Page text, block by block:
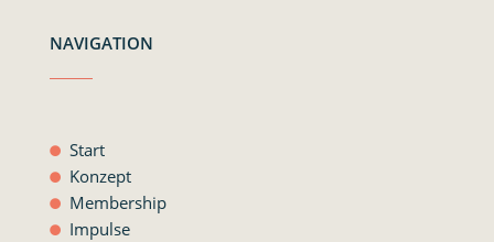
NAVIGATION
Start
Konzept
Membership
Impulse